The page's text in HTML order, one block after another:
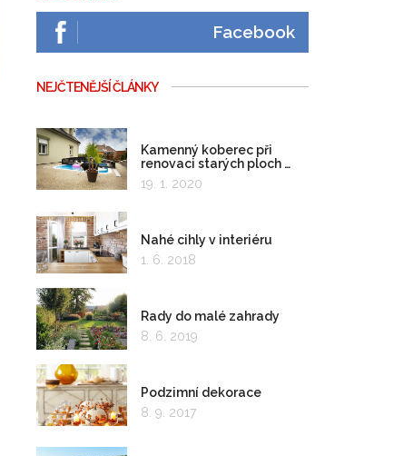
Facebook
NEJČTENĚJŠÍ ČLÁNKY
Kamenný koberec při
renovaci starých ploch a
kolem bazénu
19. 1. 2020
Nahé cihly v interiéru
1. 6. 2018
Rady do malé zahrady
8. 6. 2019
Podzimní dekorace
8. 9. 2017